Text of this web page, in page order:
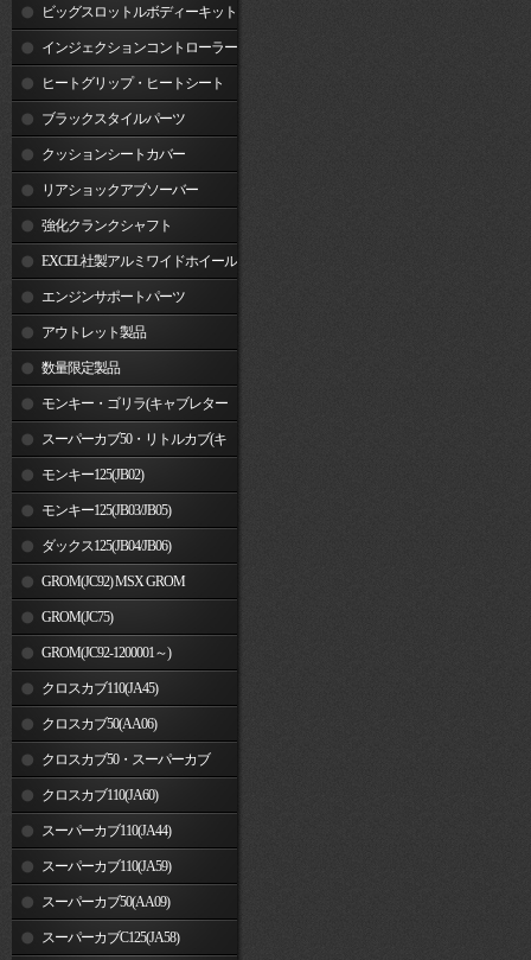
ビッグスロットルボディーキット
インジェクションコントローラー
ヒートグリップ・ヒートシート
ブラックスタイルパーツ
クッションシートカバー
リアショックアブソーバー
強化クランクシャフト
EXCEL社製アルミワイドホイール
リム エンジンサポートパーツ
アウトレット製品
数量限定製品
モンキー・ゴリラ(キャブレター
車) スーパーカブ50・リトルカブ(キ
ャブレター車)
モンキー125(JB02)
モンキー125(JB03/JB05)
ダックス125(JB04/JB06)
GROM(JC92) MSX GROM
GROM(JC75)
GROM(JC92-1200001～)
クロスカブ110(JA45)
クロスカブ50(AA06)
クロスカブ50・スーパーカブ
50(AA09)/110(JA44)
クロスカブ110(JA60)
スーパーカブ110(JA44)
スーパーカブ110(JA59)
スーパーカブ50(AA09)
スーパーカブC125(JA58)